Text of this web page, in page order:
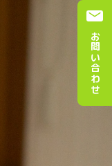
お問い合わせ